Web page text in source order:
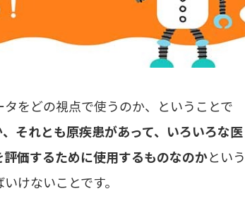
をどの視点で使うのか、ということで
それとも原疾患があって、いろいろな医
価するために使用するものなのかという
けないことです。